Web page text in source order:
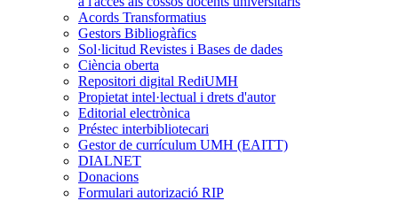
Acords Transformatius
Gestors Bibliogràfics
Sol·licitud Revistes i Bases de dades
Ciència oberta
Repositori digital RediUMH
Propietat intel·lectual i drets d'autor
Editorial electrònica
Préstec interbibliotecari
Gestor de currículum UMH (EAITT)
DIALNET
Donacions
Formulari autorizació RIP